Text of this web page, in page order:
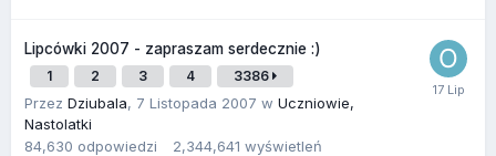
Lipcówki 2007 - zapraszam serdecznie :)
1 2 3 4 3386
Przez Dziubala, 7 Listopada 2007 w Uczniowie,
Nastolatki
84,630 odpowiedzi 2,344,641 wyświetleń